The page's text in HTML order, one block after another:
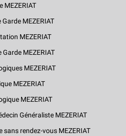
MEZERIAT
MEZERIAT
MEZERIAT
MEZERIAT
MEZERIAT
MEZERIAT
MEZERIAT
Généraliste MEZERIAT
sans rendez-vous MEZERIAT